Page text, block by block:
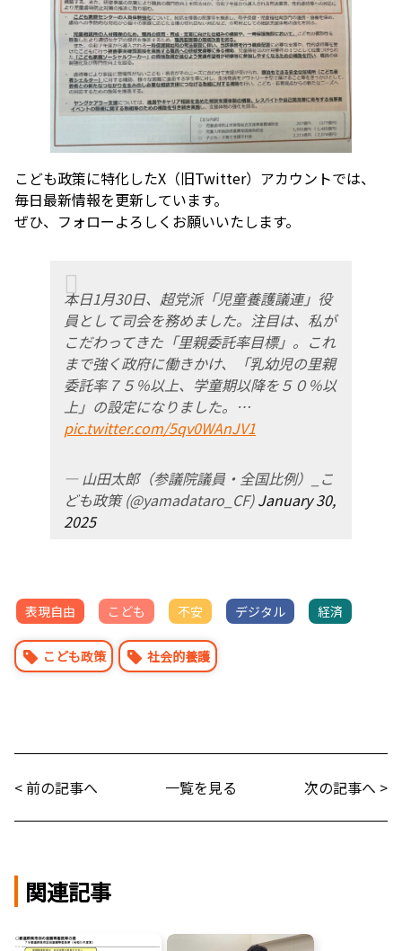
こども政策に特化したX（旧Twitter）アカウントでは、
毎日最新情報を更新しています。
ぜひ、フォローよろしくお願いいたします。
本日1月30日、超党派「児童養護議連」役
員として司会を務めました。注目は、私が
こだわってきた「里親委託率目標」。これ
まで強く政府に働きかけ、「乳幼児の里親
委託率７５％以上、学童期以降を５０％以
上」の設定になりました。…
pic.twitter.com/5qv0WAnJV1
— 山田太郎（参議院議員・全国比例）_こ
ども政策 (@yamadataro_CF)January 30,
2025
表現自由 こども 不安 デジタル 経済
こども政策 社会的養護
< 前の記事へ 一覧を見る 次の記事へ >
関連記事